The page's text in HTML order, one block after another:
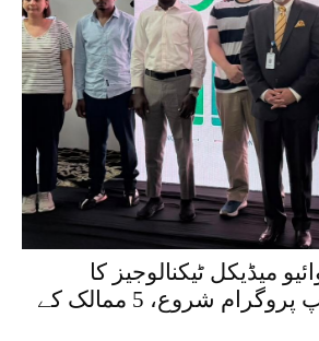
میڈیکل ٹیکنالوجیز کا
صنعتی انٹرن شپ پروگرام شروع، 5 ممالک کے